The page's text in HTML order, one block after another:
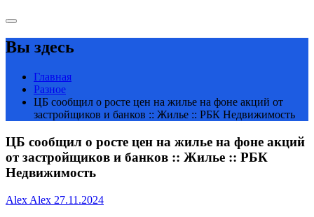
Вы здесь
Главная
Разное
ЦБ сообщил о росте цен на жилье на фоне акций от
застройщиков и банков :: Жилье :: РБК Недвижимость
ЦБ сообщил о росте цен на жилье на фоне акций
от застройщиков и банков :: Жилье :: РБК
Недвижимость
Alex Alex 27.11.2024